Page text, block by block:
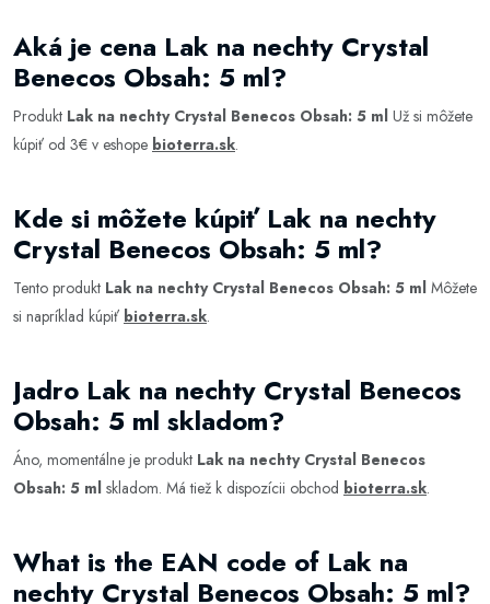
Aká je cena Lak na nechty Crystal
Benecos Obsah: 5 ml?
Produkt Lak na nechty Crystal Benecos Obsah: 5 ml Už si môžete
kúpiť od 3€ v eshope bioterra.sk.
Kde si môžete kúpiť Lak na nechty
Crystal Benecos Obsah: 5 ml?
Tento produkt Lak na nechty Crystal Benecos Obsah: 5 ml Môžete
si napríklad kúpiť bioterra.sk.
Jadro Lak na nechty Crystal Benecos
Obsah: 5 ml skladom?
Áno, momentálne je produkt Lak na nechty Crystal Benecos
Obsah: 5 ml skladom. Má tiež k dispozícii obchod bioterra.sk.
What is the EAN code of Lak na
nechty Crystal Benecos Obsah: 5 ml?